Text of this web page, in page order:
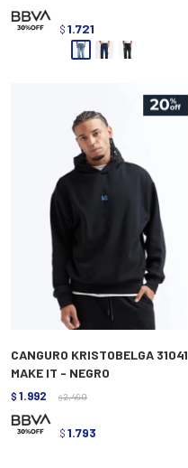
$ 1.721
CANGURO KRISTOBELGA 31041
MAKE IT - NEGRO
$ 1.992 $ 2.490
$ 1.793